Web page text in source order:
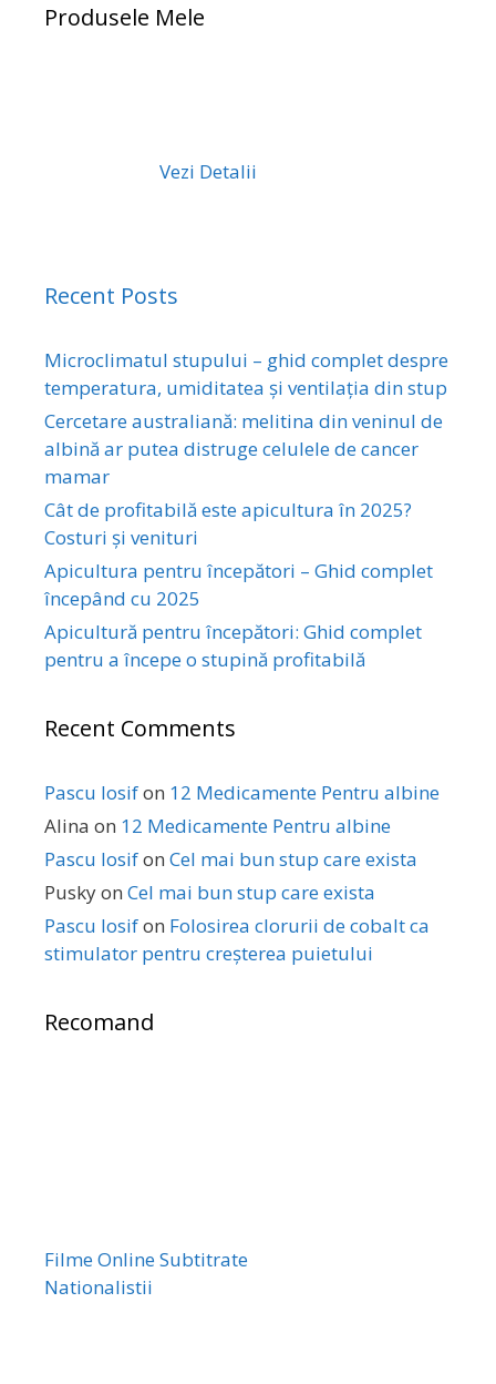
Produsele Mele
Vezi Detalii
Recent Posts
Microclimatul stupului – ghid complet despre
temperatura, umiditatea și ventilația din stup
Cercetare australiană: melitina din veninul de
albină ar putea distruge celulele de cancer
mamar
Cât de profitabilă este apicultura în 2025?
Costuri și venituri
Apicultura pentru începători – Ghid complet
începând cu 2025
Apicultură pentru începători: Ghid complet
pentru a începe o stupină profitabilă
Recent Comments
Pascu Iosifon 12 Medicamente Pentru albine
Alina on 12 Medicamente Pentru albine
Pascu Iosifon Cel mai bun stup care exista
Puskyon Cel mai bun stup care exista
Pascu Iosifon Folosirea clorurii de cobalt ca
stimulator pentru creșterea puietului
Recomand
Filme Online Subtitrate
Nationalistii